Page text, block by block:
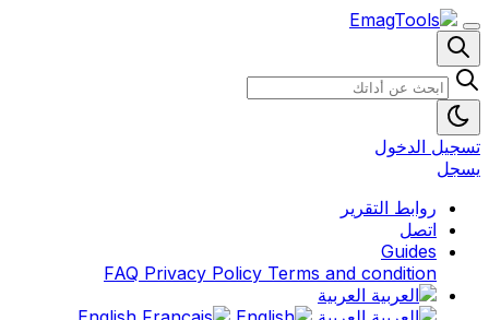
تسجيل الدخول
يسجل
روابط التقرير
اتصل
Guides
FAQ Privacy Policy Terms and condition
العربية